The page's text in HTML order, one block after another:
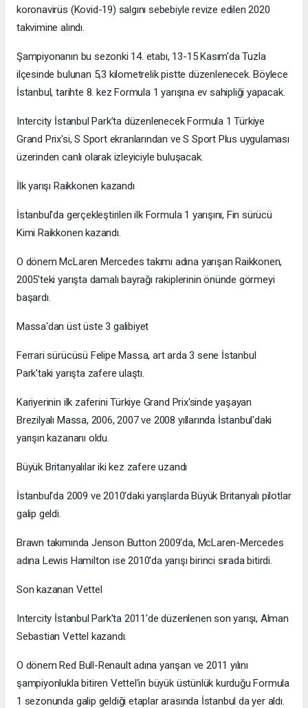
koronavirüs (Kovid-19) salgını sebebiyle revize edilen 2020
takvimine alındı.
Şampiyonanın bu sezonki 14. etabı, 13-15 Kasım'da Tuzla
ilçesinde bulunan 5,3 kilometrelik pistte düzenlenecek. Böylece
İstanbul, tarihte 8. kez Formula 1 yarışına ev sahipliği yapacak.
Intercity İstanbul Park’ta düzenlenecek Formula 1 Türkiye
Grand Prix'si, S Sport ekranlarından ve S Sport Plus uygulaması
üzerinden canlı olarak izleyiciyle buluşacak.
İlk yarışı Raikkonen kazandı
İstanbul'da gerçekleştirilen ilk Formula 1 yarışını, Fin sürücü
Kimi Raikkonen kazandı.
O dönem McLaren Mercedes takımı adına yarışan Raikkonen,
2005'teki yarışta damalı bayrağı rakiplerinin önünde görmeyi
başardı.
Massa'dan üst üste 3 galibiyet
Ferrari sürücüsü Felipe Massa, art arda 3 sene İstanbul
Park'taki yarışta zafere ulaştı.
Kariyerinin ilk zaferini Türkiye Grand Prix'sinde yaşayan
Brezilyalı Massa, 2006, 2007 ve 2008 yıllarında İstanbul'daki
yarışın kazananı oldu.
Büyük Britanyalılar iki kez zafere uzandı
İstanbul'da 2009 ve 2010'daki yarışlarda Büyük Britanyalı pilotlar
galip geldi.
Brawn takımında Jenson Button 2009'da, McLaren-Mercedes
adına Lewis Hamilton ise 2010'da yarışı birinci sırada bitirdi.
Son kazanan Vettel
Intercity İstanbul Park'ta 2011'de düzenlenen son yarışı, Alman
Sebastian Vettel kazandı.
O dönem Red Bull-Renault adına yarışan ve 2011 yılını
şampiyonlukla bitiren Vettel'in büyük üstünlük kurduğu Formula
1 sezonunda galip geldiği etaplar arasında İstanbul da yer aldı.